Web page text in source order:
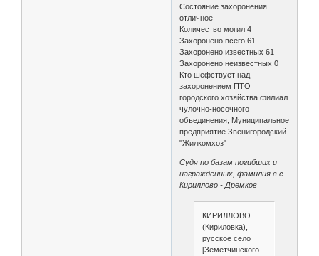
Состояние захоронения
отличное
Количество могил 4
Захоронено всего 61
Захоронено известных 61
Захоронено неизвестных 0
Кто шефствует над
захоронением ПТО
городского хозяйства филиал
чулочно-носочного
объединения, Муниципальное
предприятие Звенигородский
"Жилкомхоз"
Судя по базам погибших и
награжденных, фамилия в с.
Кириллово - Дремков
КИРИЛЛОВО
(Кириловка),
русское село
[Земетчинского